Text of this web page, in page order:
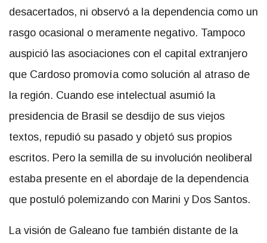
desacertados, ni observó a la dependencia como un
rasgo ocasional o meramente negativo. Tampoco
auspició las asociaciones con el capital extranjero
que Cardoso promovía como solución al atraso de
la región. Cuando ese intelectual asumió la
presidencia de Brasil se desdijo de sus viejos
textos, repudió su pasado y objetó sus propios
escritos. Pero la semilla de su involución neoliberal
estaba presente en el abordaje de la dependencia
que postuló polemizando con Marini y Dos Santos.
La visión de Galeano fue también distante de la